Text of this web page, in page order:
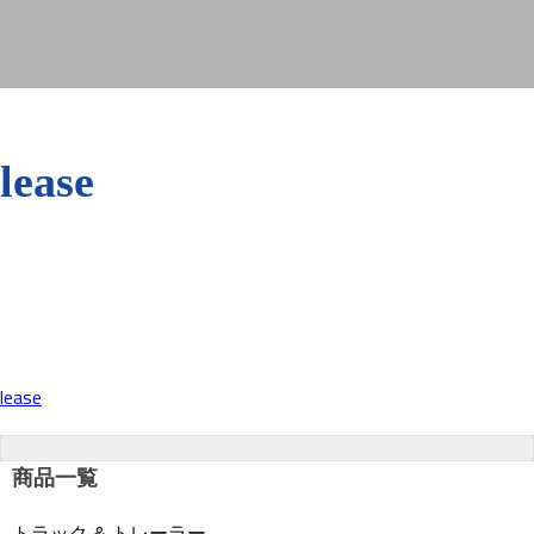
lease
投
稿
lease
商品一覧